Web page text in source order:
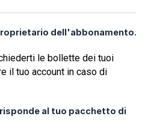
dell'abbonamento.
le bollette dei tuoi
il tuo account in caso di
al tuo pacchetto di